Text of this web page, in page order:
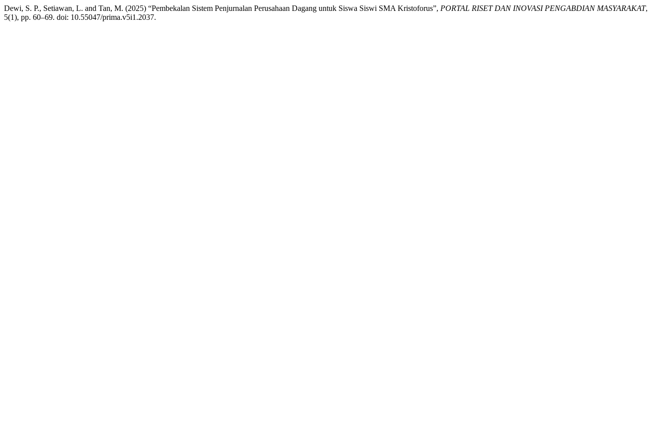
Dewi, S. P., Setiawan, L. and Tan, M. (2025) “Pembekalan Sistem Penjurnalan Perusahaan Dagang untuk Siswa Siswi SMA Kristoforus”, PORTAL RISET DAN INOVASI PENGABDIAN MASYARAKAT,
5(1), pp. 60–69. doi: 10.55047/prima.v5i1.2037.